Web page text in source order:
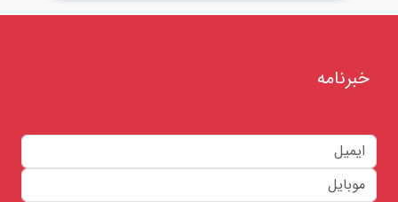
خبرنامه